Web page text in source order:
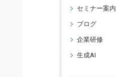
セミナー案内
ブログ
企業研修
生成AI